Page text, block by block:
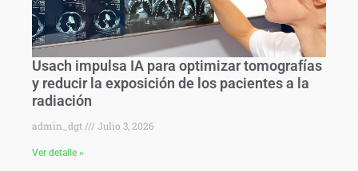
Usach impulsa IA para optimizar tomografías
y reducir la exposición de los pacientes a la
radiación
admin_dgt Julio 3, 2026
Ver detalle »